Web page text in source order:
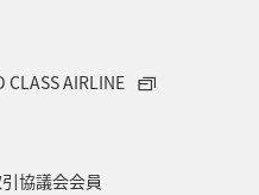
CLASS AIRLINE
協議会会員